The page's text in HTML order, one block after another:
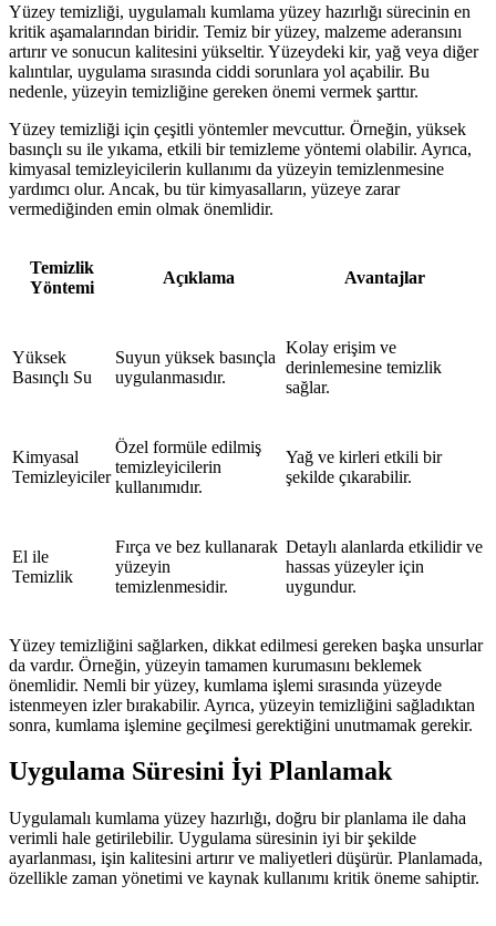
Yüzey temizliği, uygulamalı kumlama yüzey hazırlığı sürecinin en
kritik aşamalarından biridir. Temiz bir yüzey, malzeme aderansını
artırır ve sonucun kalitesini yükseltir. Yüzeydeki kir, yağ veya diğer
kalıntılar, uygulama sırasında ciddi sorunlara yol açabilir. Bu
nedenle, yüzeyin temizliğine gereken önemi vermek şarttır.
Yüzey temizliği için çeşitli yöntemler mevcuttur. Örneğin, yüksek
basınçlı su ile yıkama, etkili bir temizleme yöntemi olabilir. Ayrıca,
kimyasal temizleyicilerin kullanımı da yüzeyin temizlenmesine
yardımcı olur. Ancak, bu tür kimyasalların, yüzeye zarar
vermediğinden emin olmak önemlidir.
Temizlik
Yöntemi
Açıklama Avantajlar
Yüksek
Basınçlı Su
Suyun yüksek basınçla
uygulanmasıdır.
Kolay erişim ve
derinlemesine temizlik
sağlar.
Kimyasal
Temizleyiciler
Özel formüle edilmiş
temizleyicilerin
kullanımıdır.
Yağ ve kirleri etkili bir
şekilde çıkarabilir.
El ile
Temizlik
Fırça ve bez kullanarak
yüzeyin
temizlenmesidir.
Detaylı alanlarda etkilidir ve
hassas yüzeyler için
uygundur.
Yüzey temizliğini sağlarken, dikkat edilmesi gereken başka unsurlar
da vardır. Örneğin, yüzeyin tamamen kurumasını beklemek
önemlidir. Nemli bir yüzey, kumlama işlemi sırasında yüzeyde
istenmeyen izler bırakabilir. Ayrıca, yüzeyin temizliğini sağladıktan
sonra, kumlama işlemine geçilmesi gerektiğini unutmamak gerekir.
Uygulama Süresini İyi Planlamak
Uygulamalı kumlama yüzey hazırlığı, doğru bir planlama ile daha
verimli hale getirilebilir. Uygulama süresinin iyi bir şekilde
ayarlanması, işin kalitesini artırır ve maliyetleri düşürür. Planlamada,
özellikle zaman yönetimi ve kaynak kullanımı kritik öneme sahiptir.